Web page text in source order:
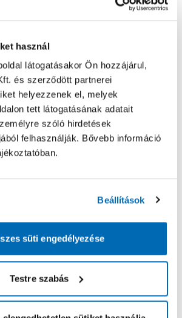
használ
látogatásakor Ön hozzájárul,
és szerződött partnerei
helyezzenek el, melyek
tett látogatásának adatait
szóló hirdetések
felhasználják. Bővebb információ
Beállítások
süti engedélyezése
Testre szabás